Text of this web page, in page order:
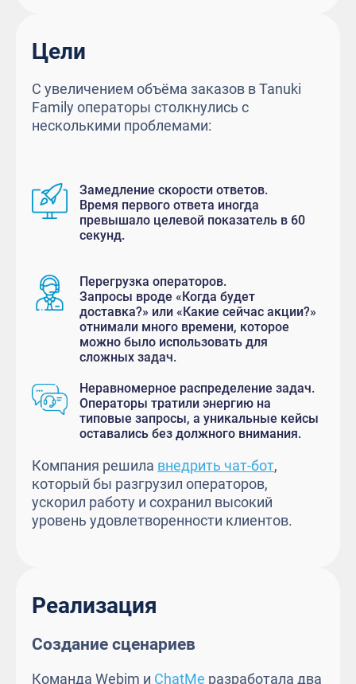
Цели
С увеличением объёма заказов в Tanuki
Family операторы столкнулись с
несколькими проблемами:
Замедление скорости ответов.
Время первого ответа иногда
превышало целевой показатель в 60
секунд.
Перегрузка операторов.
Запросы вроде «Когда будет
доставка?» или «Какие сейчас акции?»
отнимали много времени, которое
можно было использовать для
сложных задач.
Неравномерное распределение задач.
Операторы тратили энергию на
типовые запросы, а уникальные кейсы
оставались без должного внимания.
Компания решила внедрить чат-бот,
который бы разгрузил операторов,
ускорил работу и сохранил высокий
уровень удовлетворенности клиентов.
Реализация
Создание сценариев
Команда Webim и ChatMe разработала два